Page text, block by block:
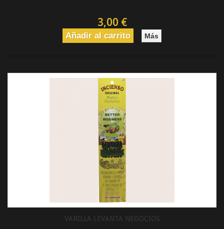
3,00 €
Añadir al carrito Más
VARILLA LEVANTA NEGOCIOS